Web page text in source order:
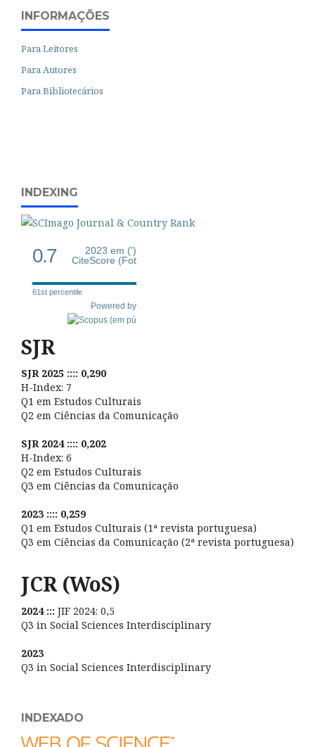
INFORMAÇÕES
Para Leitores
Para Autores
Para Bibliotecários
INDEXING
0.7
2023 em (')
CiteScore (Fot
61st percentile
Powered by
SJR
SJR 2025 :::: 0,290
H-Index: 7
Q1 em Estudos Culturais
Q2 em Ciências da Comunicação
SJR 2024 :::: 0,202
H-Index: 6
Q2 em Estudos Culturais
Q3 em Ciências da Comunicação
2023 :::: 0,259
Q1 em Estudos Culturais (1ª revista portuguesa)
Q3 em Ciências da Comunicação (2ª revista portuguesa)
JCR (WoS)
2024 ::: JIF 2024: 0,5
Q3 in Social Sciences Interdisciplinary
2023
Q3 in Social Sciences Interdisciplinary
INDEXADO